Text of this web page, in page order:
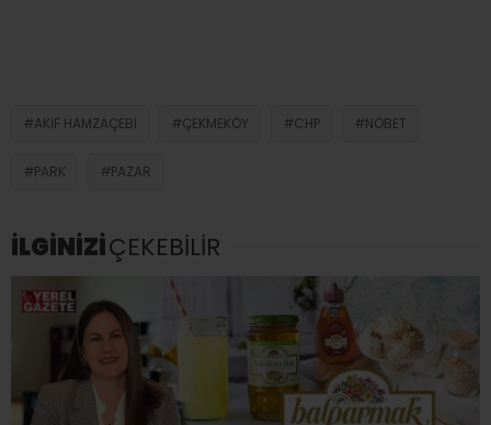
AKIF HAMZAÇEBI ÇEKMEKÖY CHP NÖBET
PARK PAZAR
İLGİNİZİÇEKEBİLİR